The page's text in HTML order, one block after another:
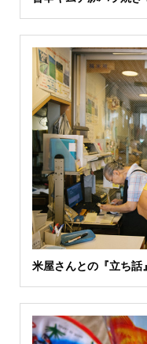
米屋さんとの『立ち